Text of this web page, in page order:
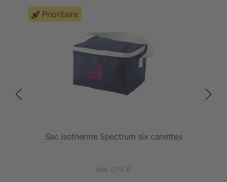
Prioritaire
Sac isotherme Spectrum six canettes
dès 0,78 €